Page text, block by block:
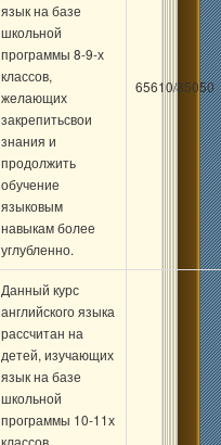
язык на базе
школьной
программы 8-9-х
классов,
желающих
закрепитьсвои
знания и
продолжить
обучение
языковым
навыкам более
углубленно.
65610/85050
Данный курс
английского языка
рассчитан на
детей, изучающих
язык на базе
школьной
программы 10-11х